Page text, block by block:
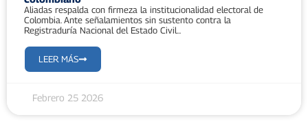
Aliadas respalda con firmeza la institucionalidad electoral de
Colombia. Ante señalamientos sin sustento contra la
Registraduría Nacional del Estado Civil...
LEER MÁS
Febrero 25 2026